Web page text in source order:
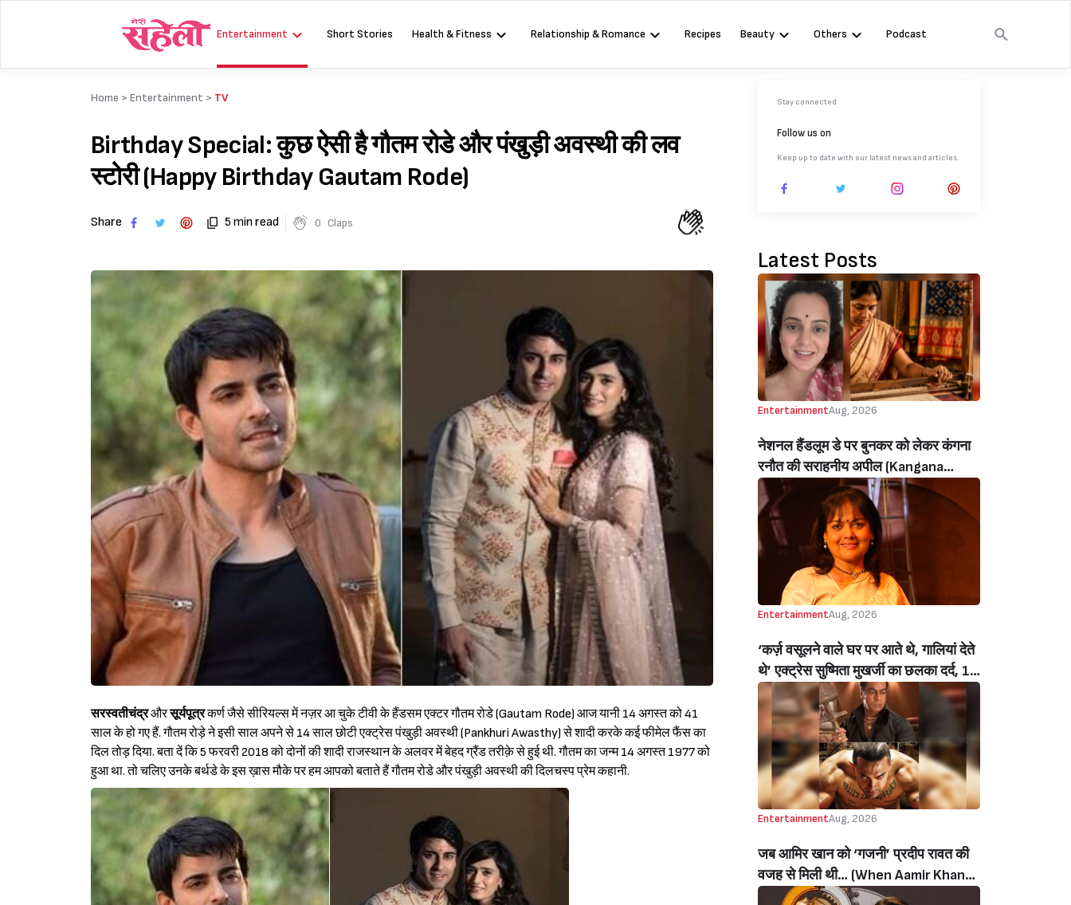
Entertainment Short Stories Health & Fitness Relationship & Romance Recipes Beauty Others Podcast
Home > Entertainment > TV
Birthday Special: कुछ ऐसी है गौतम रोडे और पंखुड़ी अवस्थी की लव
स्टोरी (Happy Birthday Gautam Rode)
Share 5 min read 0 Claps
सरस्वतीचंद्रऔरसूर्यपूत्रकर्ण जैसे सीरियल्स में नज़र आ चुके टीवी के हैंडसम एक्टर गौतम रोडे (Gautam Rode) आज यानी 14 अगस्त को 41
साल के हो गए हैं. गौतम रोड़े ने इसी साल अपने से 14 साल छोटी एक्ट्रेस पंखुड़ी अवस्थी (Pankhuri Awasthy) से शादी करके कई फीमेल फैंस का
दिल तोड़ दिया. बता दें कि 5 फरवरी 2018 को दोनों की शादी राजस्थान के अलवर में बेहद ग्रैंड तरीक़े से हुई थी. गौतम का जन्म 14 अगस्त 1977 को
हुआ था. तो चलिए उनके बर्थडे के इस ख़ास मौके पर हम आपको बताते हैं गौतम रोडे और पंखुड़ी अवस्थी की दिलचस्प प्रेम कहानी.
Stay connected
Follow us on
Keep up to date with our latest news and articles.
Latest Posts
EntertainmentAug, 2026
नेशनल हैंडलूम डे पर बुनकर को लेकर कंगना
रनौत की सराहनीय अपील (Kangana
Ranaut’s Commendable Appeal
Regarding Weavers On National
Handloom Day)
EntertainmentAug, 2026
‘कर्ज़ वसूलने वाले घर पर आते थे, गालियां देते
थे’ एक्ट्रेस सुष्मिता मुखर्जी का छलका दर्द, 1
करोड़ का कर्ज उतारने के लिए करनी पड़ी थी
C ग्रेड फिल्में, बोलीं- ‘मैंने अपनी आत्मा बेच दी
थी’ (‘I Sold My Soul’ Actress
Sushmita Mukherjee Recalls Doing
C-Grade Films To Pay Loan)
EntertainmentAug, 2026
जब आमिर खान को ‘गजनी’ प्रदीप रावत की
वजह से मिली थी… (When Aamir Khan
Got ‘Ghajini’ Because Of Pradeep